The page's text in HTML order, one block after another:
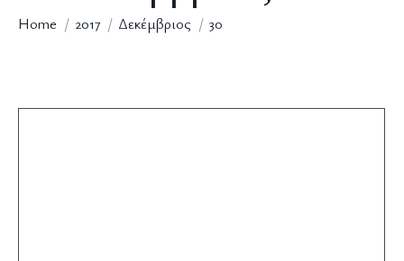
You are here:
Home 2017 Δεκέμβριος 30